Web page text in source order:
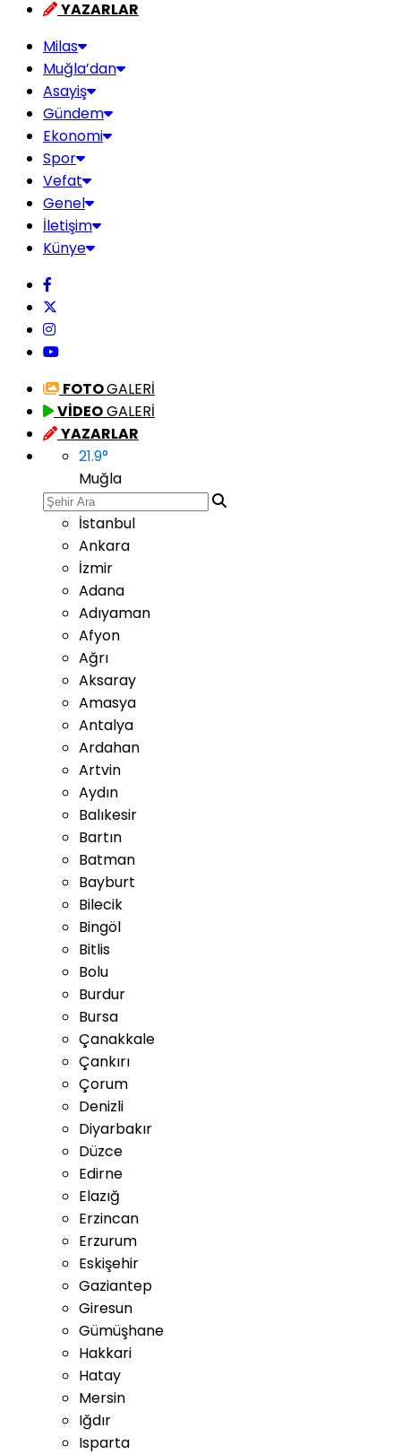
YAZARLAR
Milas
Muğla’dan
Asayiş
Gündem
Ekonomi
Spor
Vefat
Genel
İletişim
Künye
FOTOGALERİ
VİDEOGALERİ
YAZARLAR
21.9°
Muğla
İstanbul
Ankara
İzmir
Adana
Adıyaman
Afyon
Ağrı
Aksaray
Amasya
Antalya
Ardahan
Artvin
Aydın
Balıkesir
Bartın
Batman
Bayburt
Bilecik
Bingöl
Bitlis
Bolu
Burdur
Bursa
Çanakkale
Çankırı
Çorum
Denizli
Diyarbakır
Düzce
Edirne
Elazığ
Erzincan
Erzurum
Eskişehir
Gaziantep
Giresun
Gümüşhane
Hakkari
Hatay
Mersin
Iğdır
Isparta